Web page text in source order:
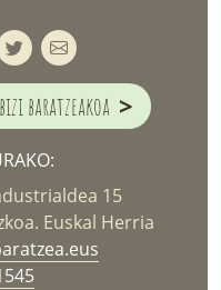
baratzeakoa >
15
Euskal Herria